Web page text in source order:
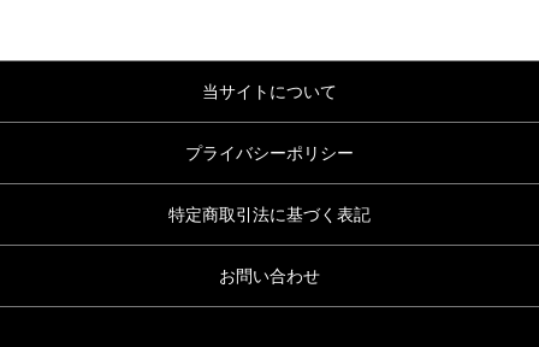
当サイトについて
プライバシーポリシー
特定商取引法に基づく表記
お問い合わせ